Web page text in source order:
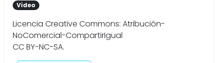
Video
Licencia Creative Commons: Atribución-
NoComercial-CompartirIgual
CC BY-NC-SA.